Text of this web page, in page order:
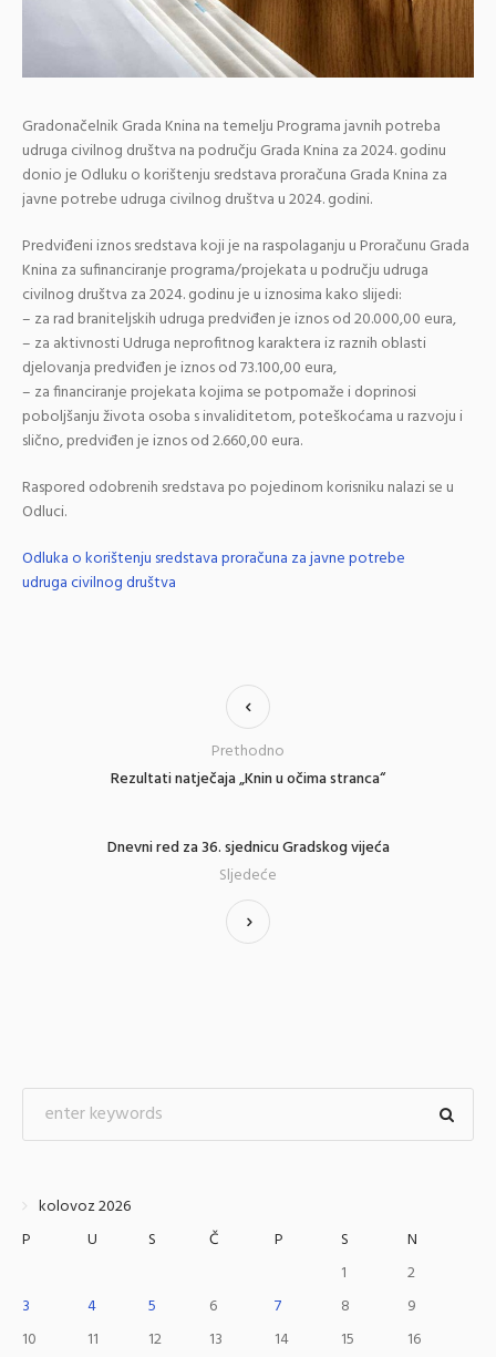
Gradonačelnik Grada Knina na temelju Programa javnih potreba
udruga civilnog društva na području Grada Knina za 2024. godinu
donio je Odluku o korištenju sredstava proračuna Grada Knina za
javne potrebe udruga civilnog društva u 2024. godini.
Predviđeni iznos sredstava koji je na raspolaganju u Proračunu Grada
Knina za sufinanciranje programa/projekata u području udruga
civilnog društva za 2024. godinu je u iznosima kako slijedi:
– za rad braniteljskih udruga predviđen je iznos od 20.000,00 eura,
– za aktivnosti Udruga neprofitnog karaktera iz raznih oblasti
djelovanja predviđen je iznos od 73.100,00 eura,
– za financiranje projekata kojima se potpomaže i doprinosi
poboljšanju života osoba s invaliditetom, poteškoćama u razvoju i
slično, predviđen je iznos od 2.660,00 eura.
Raspored odobrenih sredstava po pojedinom korisniku nalazi se u
Odluci.
Odluka o korištenju sredstava proračuna za javne potrebe
udruga civilnog društva
Rezultati natječaja „Knin u očima stranca“
Prethodno
Dnevni red za 36. sjednicu Gradskog vijeća
Sljedeće
kolovoz 2026
P
U S Č P S
N
1
2
3
4 5 6 7 8
9
10
11 12 13 14 15
16